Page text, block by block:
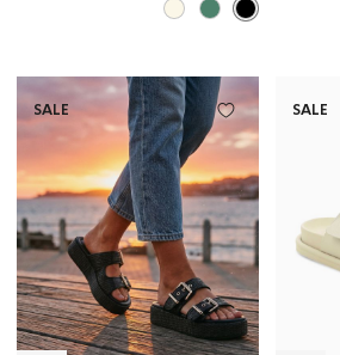
SALE
SALE